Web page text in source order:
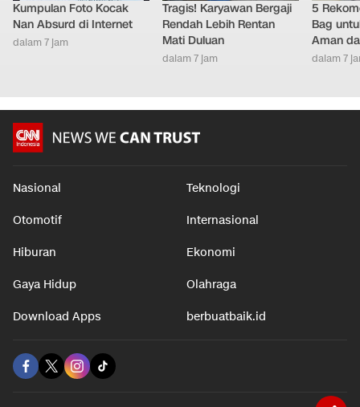
Kumpulan Foto Kocak
Nan Absurd di Internet
dalam 7 jam
Tragis! Karyawan Bergaji
Rendah Lebih Rentan
Mati Duluan
dalam 7 jam
5
Bag
Aman
dalam 7
Nasional Teknologi
Otomotif Internasional
Hiburan Ekonomi
Gaya Hidup Olahraga
Download Apps berbuatbaik.id